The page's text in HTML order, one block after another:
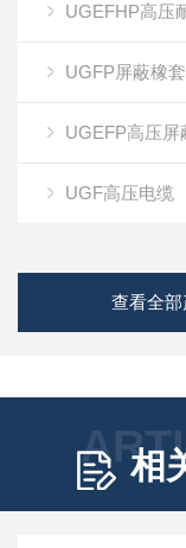
UGFP屏蔽橡
UGEFP高压屏
UGF高压电缆
查看全
相